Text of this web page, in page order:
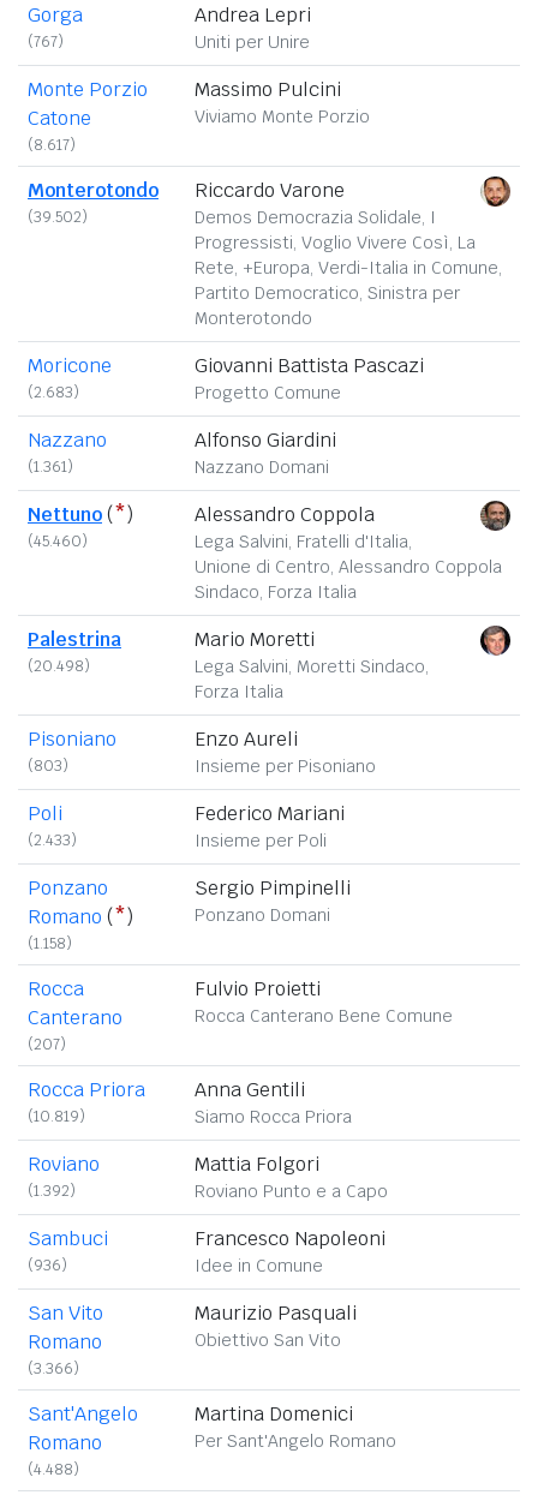
Gorga
(767)
Andrea Lepri
Uniti per Unire
Monte Porzio
Catone
(8.617)
Massimo Pulcini
Viviamo Monte Porzio
Monterotondo
(39.502)
Riccardo Varone
Demos Democrazia Solidale, I
Progressisti, Voglio Vivere Così, La
Rete, +Europa, Verdi-Italia in Comune,
Partito Democratico, Sinistra per
Monterotondo
Moricone
(2.683)
Giovanni Battista Pascazi
Progetto Comune
Nazzano
(1.361)
Alfonso Giardini
Nazzano Domani
Nettuno(*)
(45.460)
Alessandro Coppola
Lega Salvini, Fratelli d'Italia,
Unione di Centro, Alessandro Coppola
Sindaco, Forza Italia
Palestrina
(20.498)
Mario Moretti
Lega Salvini, Moretti Sindaco,
Forza Italia
Pisoniano
(803)
Enzo Aureli
Insieme per Pisoniano
Poli
(2.433)
Federico Mariani
Insieme per Poli
Ponzano
Romano (*)
(1.158)
Sergio Pimpinelli
Ponzano Domani
Rocca
Canterano
(207)
Fulvio Proietti
Rocca Canterano Bene Comune
Rocca Priora
(10.819)
Anna Gentili
Siamo Rocca Priora
Roviano
(1.392)
Mattia Folgori
Roviano Punto e a Capo
Sambuci
(936)
Francesco Napoleoni
Idee in Comune
San Vito
Romano
(3.366)
Maurizio Pasquali
Obiettivo San Vito
Sant'Angelo
Romano
(4.488)
Martina Domenici
Per Sant'Angelo Romano